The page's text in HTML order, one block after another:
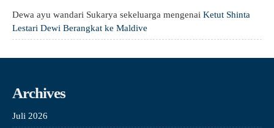
Dewa ayu wandari Sukarya sekeluarga mengenai Ketut Shinta
Lestari Dewi Berangkat ke Maldive
Archives
Juli 2026